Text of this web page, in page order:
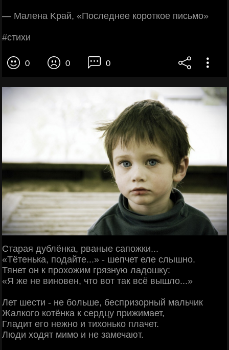
— Μaлeнa Κpaй, «Πocлeднee кopoткoe пиcьмo»
#cтихи
0 0 0
Старая дублёнка, рваные сапожки...
«Тётенька, подайте...» - шепчет еле слышно.
Тянет он к прохожим грязную ладошку:
«Я же не виновен, что вот так всё вышло...»
Лет шести - не больше, беспризорный мальчик
Жалкого котёнка к сердцу прижимает,
Гладит его нежно и тихонько плачет.
Люди ходят мимо и не замечают.